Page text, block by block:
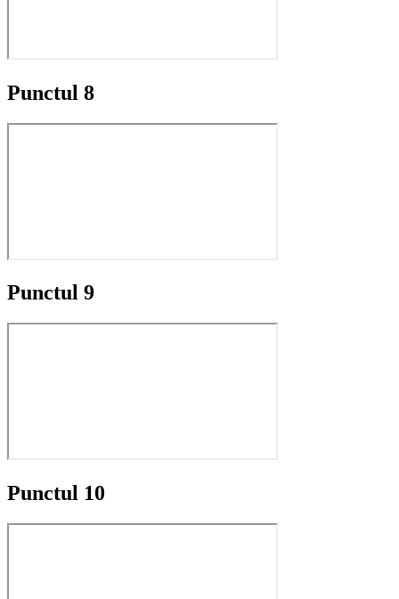
Punctul 8
Punctul 9
Punctul 10